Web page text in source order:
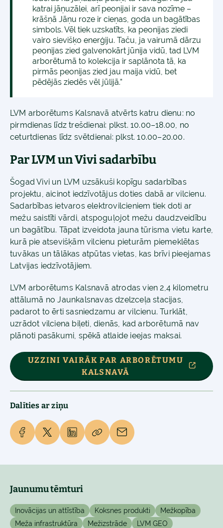
katrai jāņuzālei, arī peonijai ir sava nozīme –
krāšņā Jāņu roze ir cieņas, goda un bagātības
simbols. Vēl tiek uzskatīts, ka peonijas ziedi
vairo sievišķo enerģiju. Taču, ja vairumā dārzu
peonijas zied galvenokārt jūnija vidū, tad LVM
arborētumā to kolekcija ir saplānota tā, ka
pirmās peonijas zied jau maija vidū, bet
pēdējās ziedēs vēl jūlijā.”
LVM arborētums Kalsnavā atvērts katru dienu: no
pirmdienas līdz trešdienai: plkst. 10.00–18.00, no
ceturtdienas līdz svētdienai: plkst. 10.00–20.00.
Par LVM un Vivi sadarbību
Šogad Vivi un LVM uzsākuši kopīgu sadarbības
projektu, aicinot iedzīvotājus doties dabā ar vilcienu.
Sadarbības ietvaros elektrovilcieniem tiek doti ar
mežu saistīti vārdi, atspoguļojot mežu daudzveidību
un bagātību. Tāpat izveidota jauna tūrisma vietu karte,
kurā pie atsevišķām vilcienu pieturām piemeklētas
tuvākas un tālākas atpūtas vietas, kas brīvi pieejamas
Latvijas iedzīvotājiem.
LVM arborētums Kalsnavā atrodas vien 2,4 kilometru
attālumā no Jaunkalsnavas dzelzceļa stacijas,
padarot to ērti sasniedzamu ar vilcienu. Turklāt,
uzrādot vilciena biļeti, dienās, kad arborētumā nav
plānoti pasākumi, spēkā atlaide ieejas maksai.
UZZINI VAIRĀK PAR ARBORĒTUMU
KALSNAVĀ
Dalīties ar ziņu
Jaunumu tēmturi
Inovācijas un attīstība Koksnes produkti
Mežkopība
Meža infrastruktūra
Mežizstrāde
LVM GEO